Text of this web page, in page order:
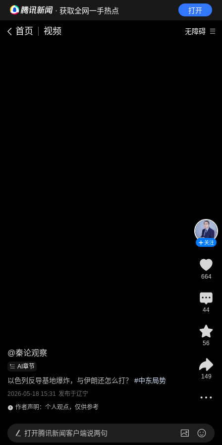
· 获取全网一手热点 打开
首页 视频 无障碍
@秦论观察
AI章节
以色列反导基地爆炸，与伊朗还怎么打？ #中东局势
2026-05-18 15:31 发布于辽宁
作者声明：个人观点，仅供参考
关注
664
44
56
149
打开腾讯新闻客户端说两句